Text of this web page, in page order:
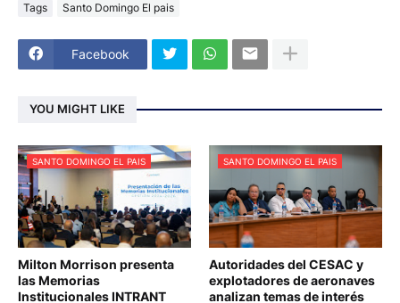
Tags Santo Domingo El pais
Facebook
YOU MIGHT LIKE
SANTO DOMINGO EL PAIS
Milton Morrison presenta
las Memorias
Institucionales INTRANT
SANTO DOMINGO EL PAIS
Autoridades del CESAC y
explotadores de aeronaves
analizan temas de interés